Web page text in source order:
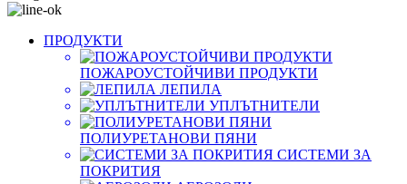
ПРОДУКТИ
ПОЖАРОУСТОЙЧИВИ ПРОДУКТИ
ЛЕПИЛА
УПЛЪТНИТЕЛИ
ПОЛИУРЕТАНОВИ ПЯНИ
СИСТЕМИ ЗА
ПОКРИТИЯ